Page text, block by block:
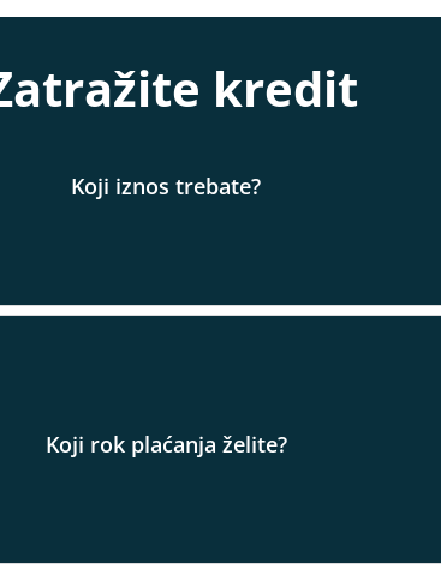
kredit
Koji iznos trebate?
Koji rok plaćanja želite?